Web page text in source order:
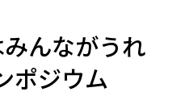
んながうれ
ポジウム